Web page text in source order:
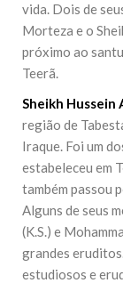
vida. Dois de
Morteza e o
próximo ao
Teerã.
Sheikh Hussein
região de
Iraque. Foi um
estabeleceu em
também passou
Alguns de seus
(K.S.) e
grandes
estudiosos e